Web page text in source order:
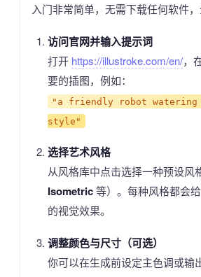
入门非常简单，无需下载任何软件，
访问官网并输入提示词
打开 https://illustroke.com/en/，
要的插图，例如：
"a friendly robot
style"
选择艺术风格
从风格库中点击选择一种预设风
Isometric等）。每种风格都会
的视觉效果。
调整颜色与尺寸（可选）
你可以在生成前设定主色调或输